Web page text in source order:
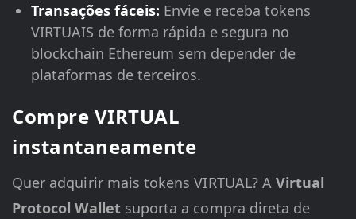
Transações fáceis: Envie e receba tokens
VIRTUAIS de forma rápida e segura no
blockchain Ethereum sem depender de
plataformas de terceiros.
Compre VIRTUAL
instantaneamente
Quer adquirir mais tokens VIRTUAL? A Virtual
Protocol Wallet suporta a compra direta de